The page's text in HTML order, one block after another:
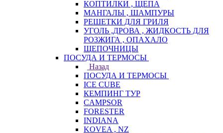
КОПТИЛКИ , ЩЕПА
МАНГАЛЫ , ШАМПУРЫ
РЕШЕТКИ ДЛЯ ГРИЛЯ
УГОЛЬ ,ДРОВА , ЖИДКОСТЬ ДЛЯ
РОЗЖИГА , ОПАХАЛО
ЩЕПОЧНИЦЫ
ПОСУДА И ТЕРМОСЫ
Назад
ПОСУДА И ТЕРМОСЫ
ICE CUBE
КЕМПИНГ ТУР
CAMPSOR
FORESTER
INDIANA
KOVEA , NZ